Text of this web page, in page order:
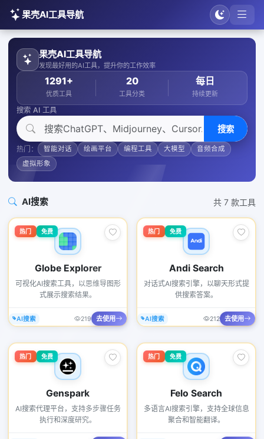
果壳AI工具导航
果壳AI工具导航
发现最好用的AI工具，提升你的工作效率
1291+
优质工具
20
工具分类
每日
持续更新
搜索 AI 工具
搜索
热门： 智能对话 绘画平台 编程工具 大模型
音频合成
虚拟形象
AI搜索 共 7 款工具
热门 免费
Globe Explorer
可视化AI搜索工具，以思维导图形
式展示搜索结果。
AI搜索 219 去使用
热门 免费
Andi Search
对话式AI搜索引擎，以聊天形式提
供搜索答案。
AI搜索 212 去使用
热门 免费
Genspark
AI搜索代理平台，支持多步骤任务
执行和深度研究。
热门 免费
Felo Search
多语言AI搜索引擎，支持全球信息
聚合和智能翻译。